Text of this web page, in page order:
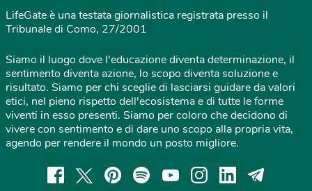
LifeGate è una testata giornalistica registrata presso il
Tribunale di Como, 27/2001
Siamo il luogo dove l'educazione diventa determinazione, il
sentimento diventa azione, lo scopo diventa soluzione e
risultato. Siamo per chi sceglie di lasciarsi guidare da valori
etici, nel pieno rispetto dell'ecosistema e di tutte le forme
viventi in esso presenti. Siamo per coloro che decidono di
vivere con sentimento e di dare uno scopo alla propria vita,
agendo per rendere il mondo un posto migliore.